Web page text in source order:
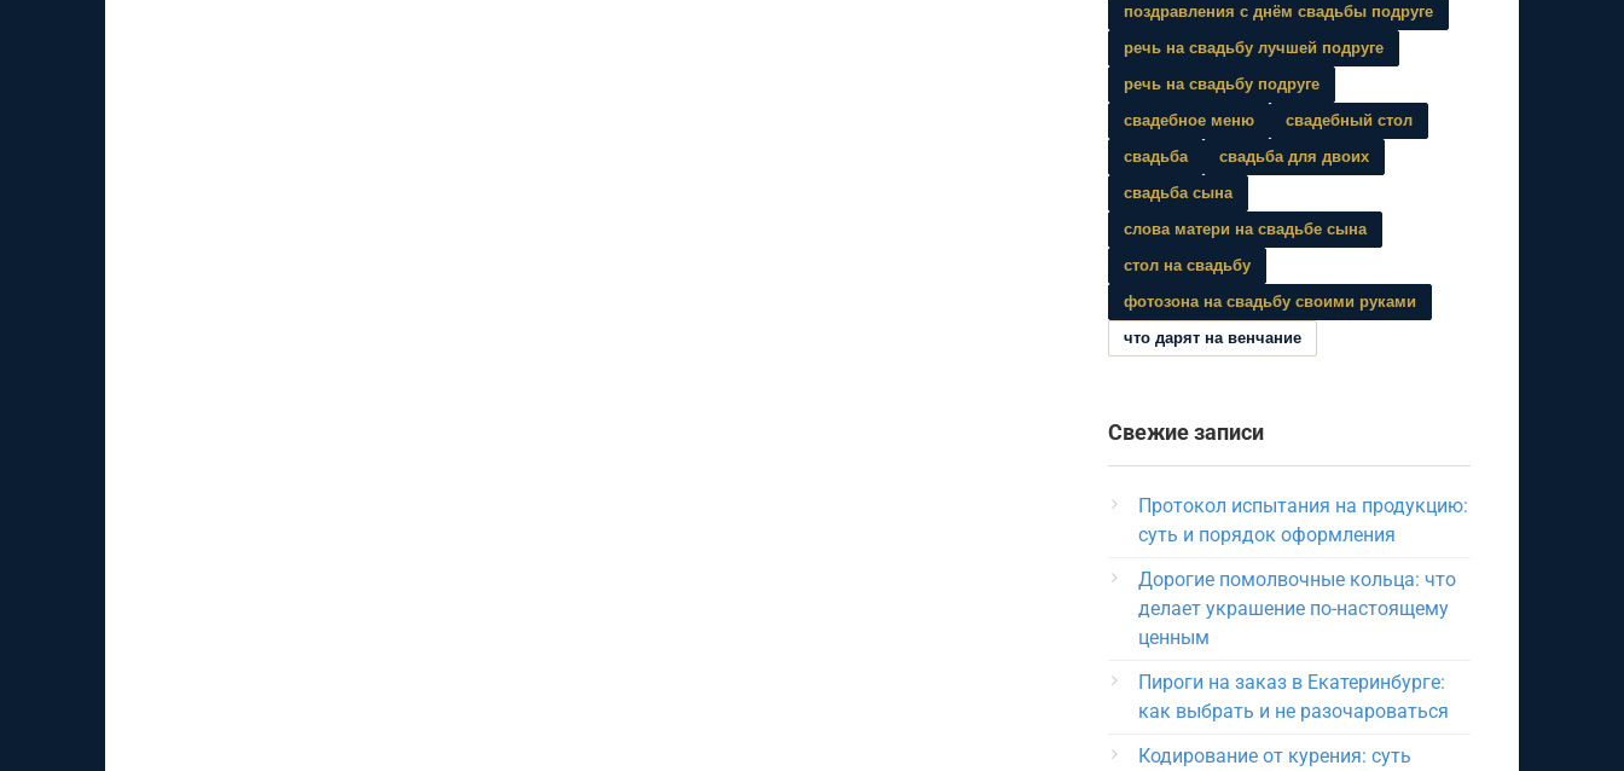
поздравления с днём свадьбы подруге
речь на свадьбу лучшей подруге
речь на свадьбу подруге
свадебное меню
свадебный стол
свадьба
свадьба для двоих
свадьба сына
слова матери на свадьбе сына
стол на свадьбу
фотозона на свадьбу своими руками
что дарят на венчание
Свежие записи
Протокол испытания на продукцию:
суть и порядок оформления
Дорогие помолвочные кольца: что
делает украшение по-настоящему
ценным
Пироги на заказ в Екатеринбурге:
как выбрать и не разочароваться
Кодирование от курения: суть